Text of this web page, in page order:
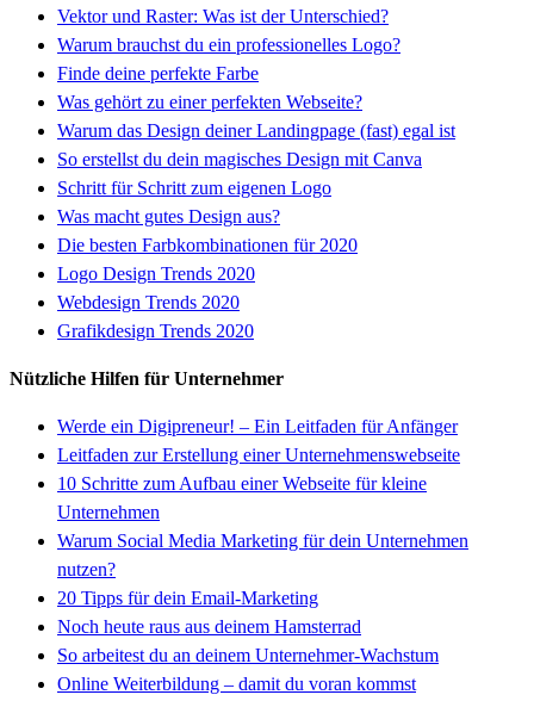
Vektor und Raster: Was ist der Unterschied?
Warum brauchst du ein professionelles Logo?
Finde deine perfekte Farbe
Was gehört zu einer perfekten Webseite?
Warum das Design deiner Landingpage (fast) egal ist
So erstellst du dein magisches Design mit Canva
Schritt für Schritt zum eigenen Logo
Was macht gutes Design aus?
Die besten Farbkombinationen für 2020
Logo Design Trends 2020
Webdesign Trends 2020
Grafikdesign Trends 2020
Nützliche Hilfen für Unternehmer
Werde ein Digipreneur! – Ein Leitfaden für Anfänger
Leitfaden zur Erstellung einer Unternehmenswebseite
10 Schritte zum Aufbau einer Webseite für kleine
Unternehmen
Warum Social Media Marketing für dein Unternehmen
nutzen?
20 Tipps für dein Email-Marketing
Noch heute raus aus deinem Hamsterrad
So arbeitest du an deinem Unternehmer-Wachstum
Online Weiterbildung – damit du voran kommst